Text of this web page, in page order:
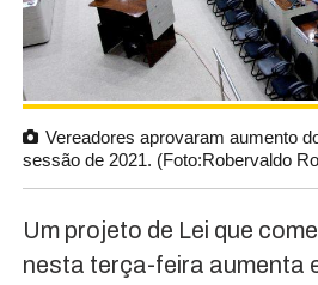
Vereadores aprovaram aumento
sessão de 2021. (Foto:Robervaldo
Um projeto de Lei que
nesta terça-feira aumenta